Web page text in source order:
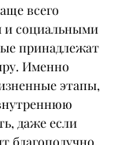
всего
и социальными
принадлежат
Именно
этапы,
даже если
благополучно.